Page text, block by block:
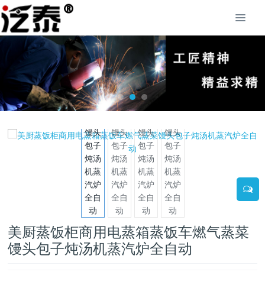
美厨蒸饭柜商用电蒸箱蒸饭车燃气蒸菜
馒头包子炖汤机蒸汽炉全自动